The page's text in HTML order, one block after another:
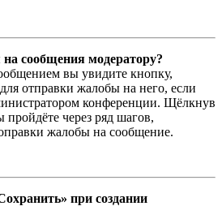
сообщения модератору?
вы увидите кнопку,
отправки жалобы на него, если
конференции. Щёлкнув
через ряд шагов,
жалобы на сообщение.
при создании